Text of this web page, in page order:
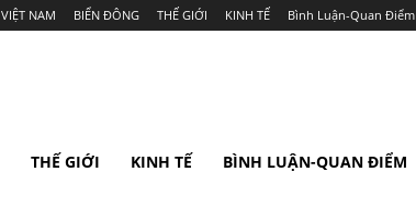
VIỆT NAM BIỂN ĐÔNG THẾ GIỚI KINH TẾ Bình Luận-Quan Điểm
THẾ GIỚI KINH TẾ BÌNH LUẬN-QUAN ĐIỂM